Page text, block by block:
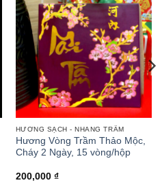
HƯƠNG SẠCH - NHANG TRẦM
Hương Vòng Trầm Thảo Mộc,
Cháy 2 Ngày, 15 vòng/hộp
200,000 ₫